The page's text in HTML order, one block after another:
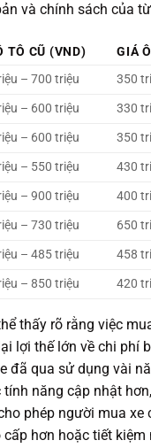
và chính sách của
TÔ CŨ (VND)
GIÁ
– 700 triệu
350
– 600 triệu
330
– 600 triệu
350
– 550 triệu
430
– 900 triệu
400
– 730 triệu
650
– 485 triệu
458
– 850 triệu 420
thấy rõ rằng việc
lợi thế lớn về chi phí
đã qua sử dụng vài
tính năng cập nhật
phép người mua xe
cấp hơn hoặc tiết kiệm